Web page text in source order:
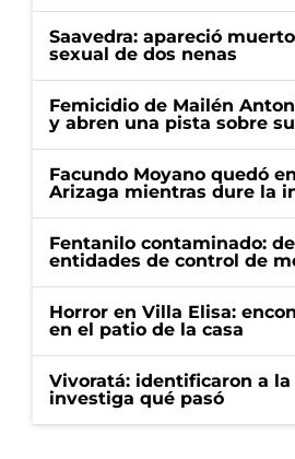
Saavedra: apareció
sexual de dos nenas
Femicidio de Mailén
y abren una pista sobre
Facundo Moyano quedó
Arizaga mientras dure la
Fentanilo contaminado:
entidades de control de
Horror en Villa Elisa:
en el patio de la casa
Vivoratá: identificaron a
investiga qué pasó